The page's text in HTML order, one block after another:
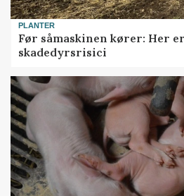
PLANTER
Før såmaskinen kører: Her
skadedyrsrisici